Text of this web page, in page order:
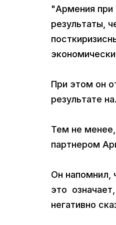
"Армения при
результаты,
При этом он
результате
Тем не
партнером
Он напомнил,
это
негативно